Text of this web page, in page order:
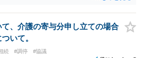
、介護の寄与分申し立ての場合
いて。
続 #調停 #協議